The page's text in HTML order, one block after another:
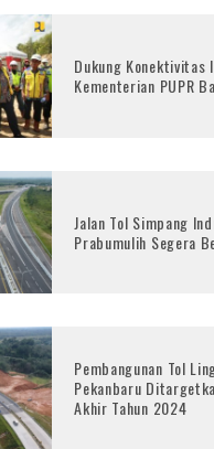
Dukung Konektivitas
Kementerian PUPR
Jalan Tol Simpang
Prabumulih Segera
Pembangunan Tol
Pekanbaru
Akhir Tahun 2024